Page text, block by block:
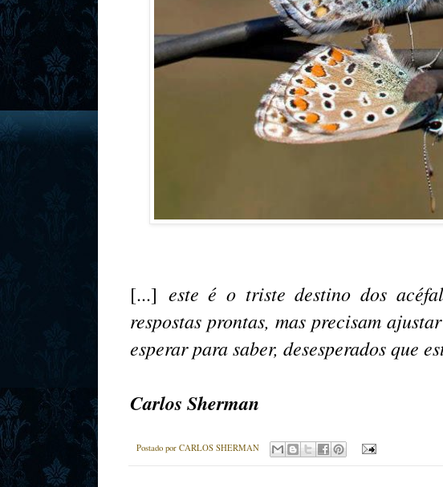
[...] este é o triste destino dos
respostas prontas, mas precisam
esperar para saber, desesperados que
Carlos Sherman
Postado por CARLOS SHERMAN